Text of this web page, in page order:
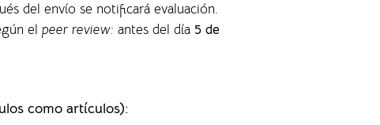
del envío se notificará evaluación.
elpeer review: antes del día 5 de
como artículos):